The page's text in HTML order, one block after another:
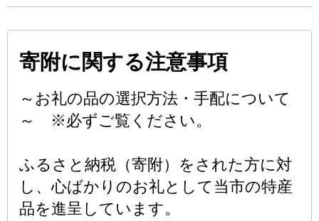
寄附に関する注意事項
～お礼の品の選択方法・手配について
～ ※必ずご覧ください。
ふるさと納税（寄附）をされた方に対
し、心ばかりのお礼として当市の特産
品を進呈しています。